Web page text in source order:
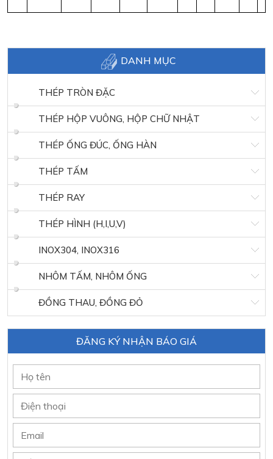
DANH MỤC
THÉP TRÒN ĐẶC
THÉP HỘP VUÔNG, HỘP CHỮ NHẬT
THÉP ỐNG ĐÚC, ỐNG HÀN
THÉP TẤM
THÉP RAY
THÉP HÌNH (H,I,U,V)
INOX304, INOX316
NHÔM TẤM, NHÔM ỐNG
ĐỒNG THAU, ĐỒNG ĐỎ
ĐĂNG KÝ NHẬN BÁO GIÁ